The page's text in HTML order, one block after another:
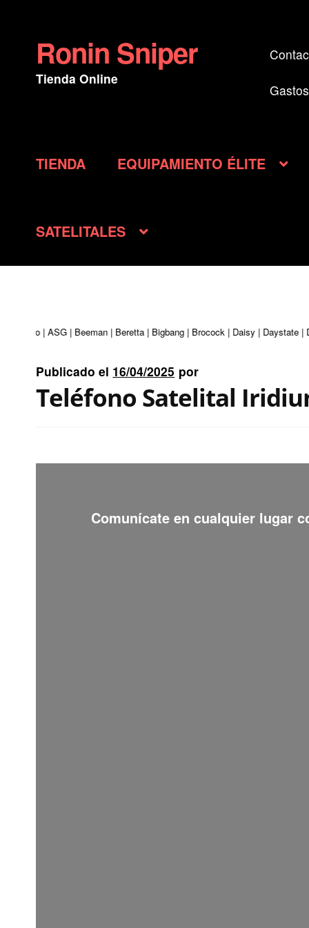
Ir
a
la
Ir
al
contenido
Ronin Sniper
Tienda Online
TIENDA EQUIPAMIENTO ÉLITE
SATELITALES
| ASG | Beeman | Beretta | Bigbang | Brocock | Daisy | Daystate |
Publicado el 16/04/2025 por
Teléfono Satelital
Comunícate en cualquier lugar